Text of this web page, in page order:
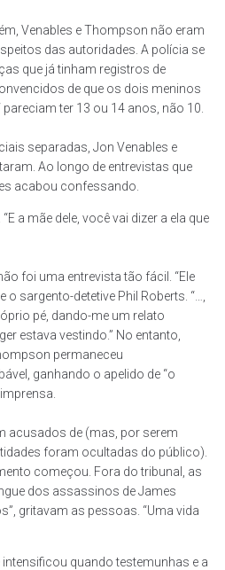
Venables e Thompson não eram
das autoridades. A polícia se
que já tinham registros de
de que os dois meninos
ter 13 ou 14 anos, não 10.
separadas, Jon Venables e
Ao longo de entrevistas que
acabou confessando.
a mãe dele, você vai dizer a ela que
foi uma entrevista tão fácil. “Ele
sargento-detetive Phil Roberts. “…,
pé, dando-me um relato
estava vestindo.” No entanto,
permaneceu
ganhando o apelido de “o
acusados de (mas, por serem
foram ocultadas do público).
começou. Fora do tribunal, as
dos assassinos de James
gritavam as pessoas. “Uma vida
quando testemunhas e a